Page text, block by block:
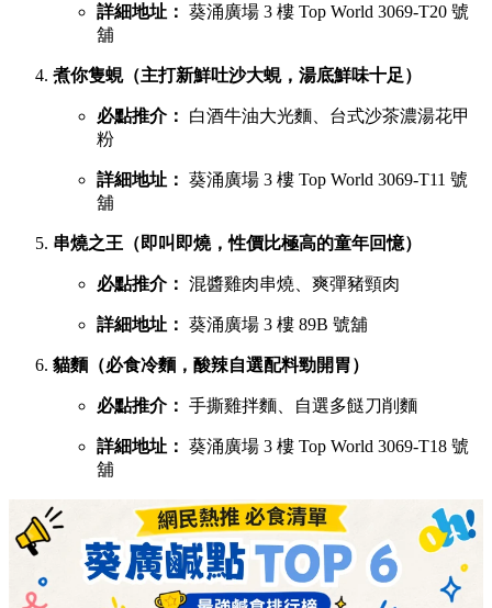
詳細地址： 葵涌廣場 3 樓 Top World 3069-T20 號
舖
煮你隻蜆（主打新鮮吐沙大蜆，湯底鮮味十足）
必點推介：
白酒牛油大光麵、台式沙茶濃湯花甲
粉
詳細地址： 葵涌廣場 3 樓 Top World 3069-T11 號
舖
串燒之王（即叫即燒，性價比極高的童年回憶）
必點推介： 混醬雞肉串燒、爽彈豬頸肉
詳細地址： 葵涌廣場 3 樓 89B 號舖
貓麵（必食冷麵，酸辣自選配料勁開胃）
必點推介： 手撕雞拌麵、自選多餸刀削麵
詳細地址： 葵涌廣場 3 樓 Top World 3069-T18 號
舖